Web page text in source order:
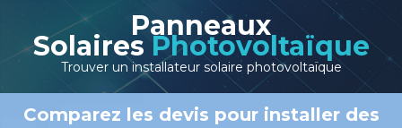
Panneaux
Solaires Photovoltaïque
Trouver un installateur solaire photovoltaïque
Comparez les devis pour installer des